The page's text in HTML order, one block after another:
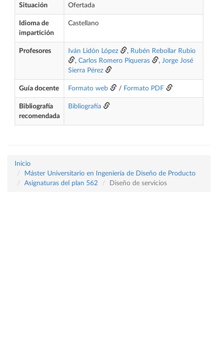
Situación Ofertada
Idioma de
impartición
Castellano
Profesores Iván Lidón López , Rubén Rebollar Rubio
, Carlos Romero Piqueras , Jorge José
Sierra Pérez
Guía docente Formato web / Formato PDF
Bibliografía
recomendada
Bibliografía
Inicio
Máster Universitario en Ingeniería de Diseño de Producto
Asignaturas del plan 562
Diseño de servicios